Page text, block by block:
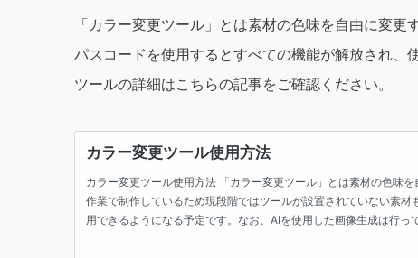
「カラー変更ツール」とは素材の色味を自由に変更
パスコードを使用するとすべての機能が解放され、
ツールの詳細はこちらの記事をご確認ください。